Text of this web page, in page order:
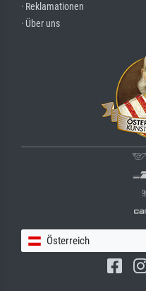
· Reklamationen
· Über uns
Österreich